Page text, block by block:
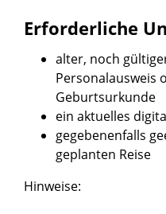
Erforderliche
alter, noch
Personalausweis
Geburtsurkunde
ein aktuelles
gegebenenfalls
geplanten Reise
Hinweise: